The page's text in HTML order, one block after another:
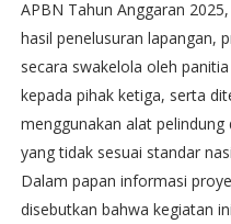
APBN Tahun Anggaran
hasil penelusuran lapangan,
secara swakelola oleh
kepada pihak ketiga, serta
menggunakan alat
yang tidak sesuai standar
Dalam papan informasi
disebutkan bahwa kegiatan